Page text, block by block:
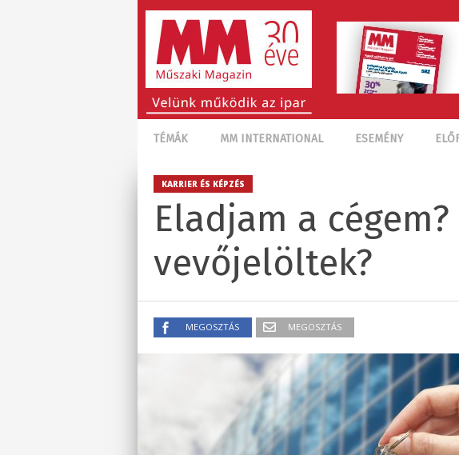
TÉMÁK MM INTERNATIONAL ESEMÉNY
KARRIER ÉS KÉPZÉS
Eladjam a
vevőjelöltek?
MEGOSZTÁS MEGOSZTÁS